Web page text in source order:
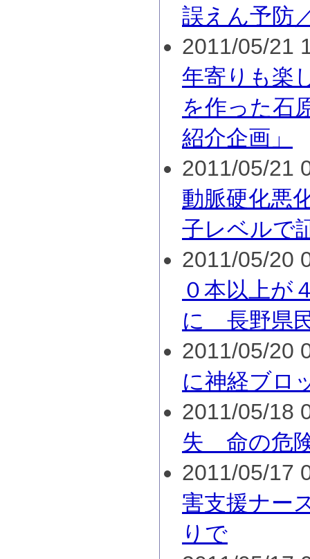
誤えん予防
2011/05/21
年寄りも楽
を作った石
紹介企画」
2011/05/21
動脈硬化悪
子レベルで
2011/05/20
０本以上が
に 長野県
2011/05/20
に神経ブロ
2011/05/18
失 命の危
2011/05/17
害支援ナー
りで